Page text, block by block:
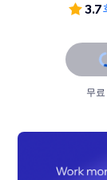
3.7
무